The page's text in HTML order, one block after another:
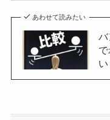
あわせて読みたい
バ
い